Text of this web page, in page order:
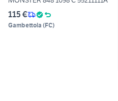
115 €
Gambettola (FC)